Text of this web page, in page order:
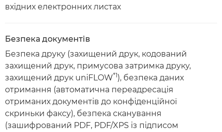
вхідних електронних листах
Безпека документів
Безпека друку (захищений друк, кодований
захищений друк, примусова затримка друку,
захищений друк uniFLOW*1), безпека даних
отримання (автоматична переадресація
отриманих документів до конфіденційної
скриньки факсу), безпека сканування
(зашифрований PDF, PDF/XPS із підписом